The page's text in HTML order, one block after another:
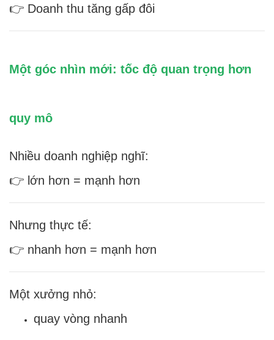
👉 Doanh thu tăng gấp đôi
Một góc nhìn mới: tốc độ quan trọng hơn
quy mô
Nhiều doanh nghiệp nghĩ:
👉 lớn hơn = mạnh hơn
Nhưng thực tế:
👉 nhanh hơn = mạnh hơn
Một xưởng nhỏ:
quay vòng nhanh